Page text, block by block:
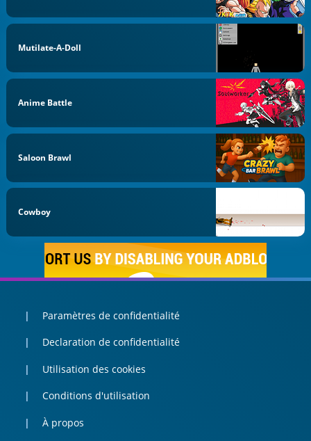
Mutilate-A-Doll
Anime Battle
Saloon Brawl
Cowboy
Paramètres de confidentialité
Declaration de confidentialité
Utilisation des cookies
Conditions d'utilisation
À propos